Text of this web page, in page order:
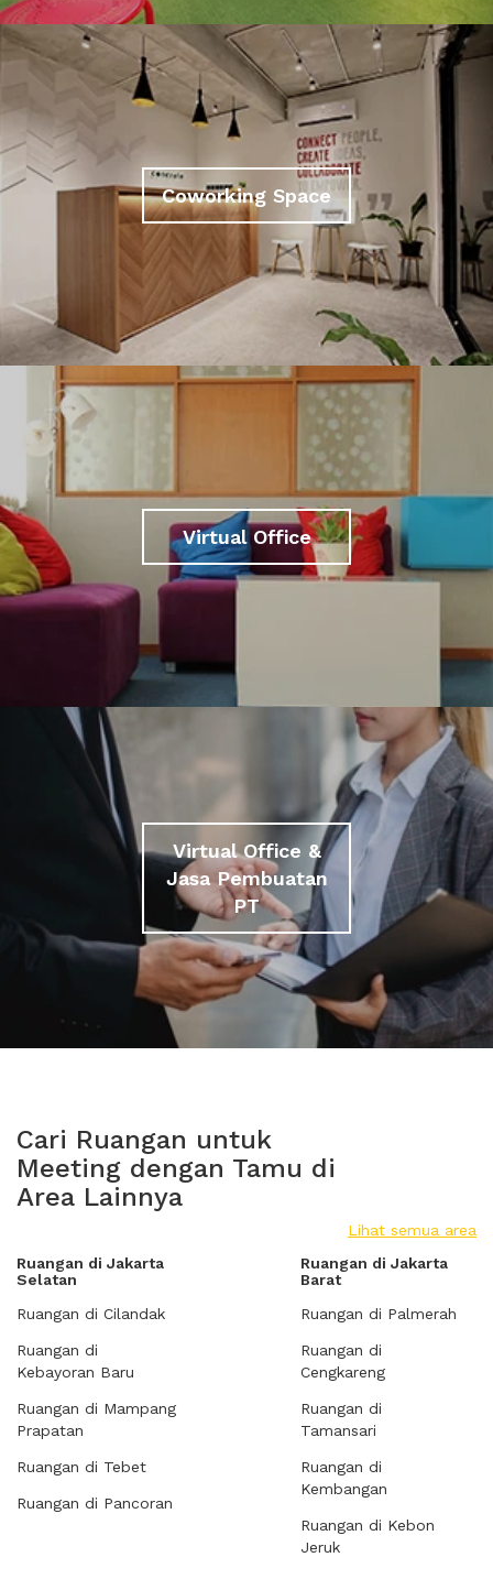
Coworking Space
Virtual Office
Virtual Office &
Jasa Pembuatan
PT
Cari Ruangan untuk
Meeting dengan Tamu di
Area Lainnya
Lihat semua area
Ruangan di Jakarta
Selatan
Ruangan di Cilandak
Ruangan di
Kebayoran Baru
Ruangan di Mampang
Prapatan
Ruangan di Tebet
Ruangan di Pancoran
Ruangan di Jakarta
Barat
Ruangan di Palmerah
Ruangan di
Cengkareng
Ruangan di
Tamansari
Ruangan di
Kembangan
Ruangan di Kebon
Jeruk